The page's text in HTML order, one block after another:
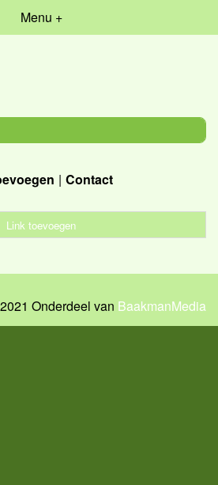
Menu +
Contact
Link toevoegen
Onderdeel van BaakmanMedia